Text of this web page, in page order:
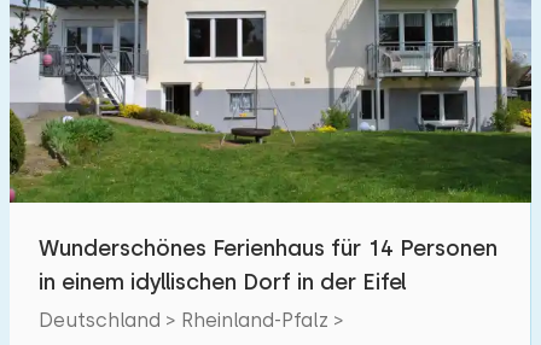
Wunderschönes Ferienhaus für 14 Personen
in einem idyllischen Dorf in der Eifel
Deutschland > Rheinland-Pfalz >